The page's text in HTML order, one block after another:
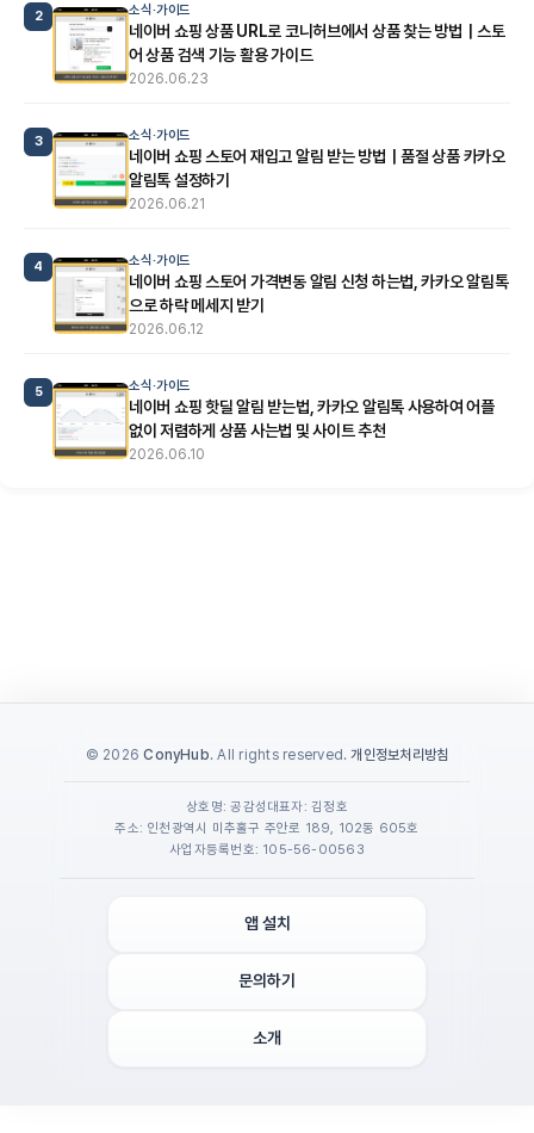
2 소식·가이드
네이버 쇼핑 상품 URL로 코니허브에서 상품 찾는 방법｜스토
어 상품 검색 기능 활용 가이드
2026.06.23
3 소식·가이드
네이버 쇼핑 스토어 재입고 알림 받는 방법｜품절 상품 카카오
알림톡 설정하기
2026.06.21
4 소식·가이드
네이버 쇼핑 스토어 가격변동 알림 신청 하는법, 카카오 알림톡
으로 하락 메세지 받기
2026.06.12
5 소식·가이드
네이버 쇼핑 핫딜 알림 받는법, 카카오 알림톡 사용하여 어플
없이 저렴하게 상품 사는법 및 사이트 추천
2026.06.10
© 2026ConyHub. All rights reserved.개인정보처리방침
상호명: 공감성 대표자: 김정호
주소: 인천광역시 미추홀구 주안로 189, 102동 605호
사업자등록번호: 105-56-00563
앱 설치
문의하기
소개